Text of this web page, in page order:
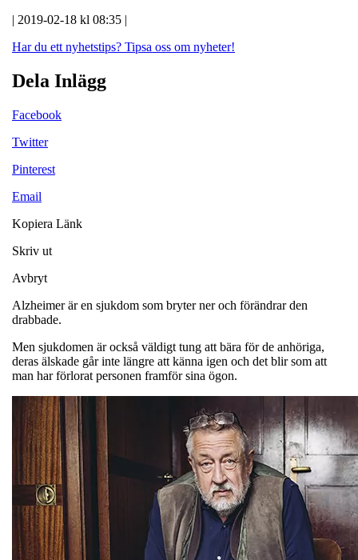
| 2019-02-18 kl 08:35 |
Har du ett nyhetstips? Tipsa oss om nyheter!
Dela Inlägg
Facebook
Twitter
Pinterest
Email
Kopiera Länk
Skriv ut
Avbryt
Alzheimer är en sjukdom som bryter ner och förändrar den
drabbade.
Men sjukdomen är också väldigt tung att bära för de anhöriga,
deras älskade går inte längre att känna igen och det blir som att
man har förlorat personen framför sina ögon.